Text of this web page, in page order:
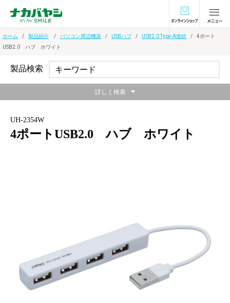
オンラインショ
ホーム 製品紹介 パソコン周辺機器 USBハブ USB2.0 Type-A接続
4ポート
USB2.0 ハブ ホワイト
UH-2354W
4ポートUSB2.0 ハブ ホワイト
ケーブル一体型＋スリムなデザインで持ち運びに
メーカー希望小売価格：
¥2,290+ 税
製品検索
詳しく検索